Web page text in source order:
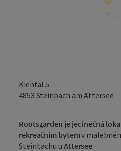
Kiental 5
4853 Steinbach am Attersee
Rootsgarden je jedinečná
rekreačním bytemv
Steinbachu u Attersee.